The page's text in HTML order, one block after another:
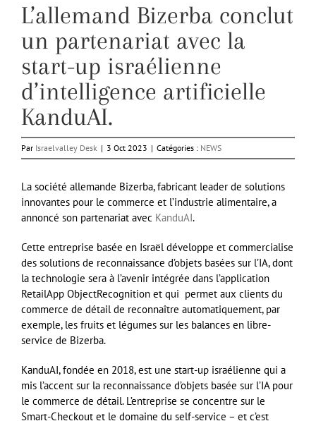
L’allemand Bizerba conclut
un partenariat avec la
start-up israélienne
d’intelligence artificielle
KanduAI.
Par Israelvalley Desk | 3 Oct 2023 | Catégories : NEWS
La société allemande Bizerba, fabricant leader de solutions
innovantes pour le commerce et l’industrie alimentaire, a
annoncé son partenariat avec KanduAI.
Cette entreprise basée en Israël développe et commercialise
des solutions de reconnaissance d’objets basées sur l’IA, dont
la technologie sera à l’avenir intégrée dans l’application
RetailApp ObjectRecognition et qui permet aux clients du
commerce de détail de reconnaître automatiquement, par
exemple, les fruits et légumes sur les balances en libre-
service de Bizerba.
KanduAI, fondée en 2018, est une start-up israélienne qui a
mis l’accent sur la reconnaissance d’objets basée sur l’IA pour
le commerce de détail. L’entreprise se concentre sur le
Smart-Checkout et le domaine du self-service – et c’est